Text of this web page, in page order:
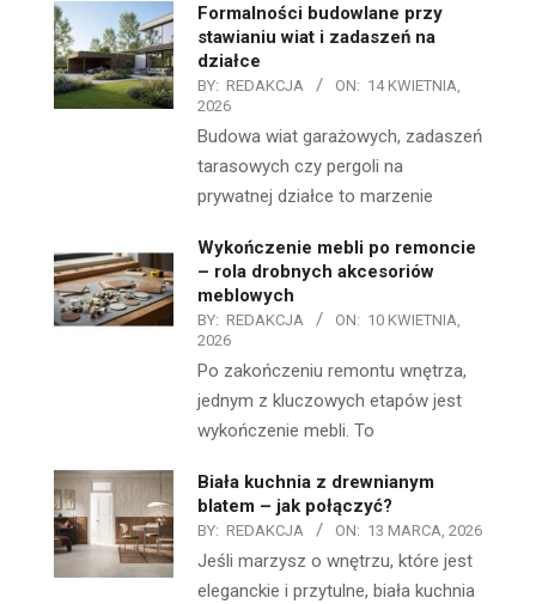
Formalności budowlane przy
stawianiu wiat i zadaszeń na
działce
BY: REDAKCJA ON: 14 KWIETNIA,
2026
Budowa wiat garażowych, zadaszeń
tarasowych czy pergoli na
prywatnej działce to marzenie
Wykończenie mebli po remoncie
– rola drobnych akcesoriów
meblowych
BY: REDAKCJA ON: 10 KWIETNIA,
2026
Po zakończeniu remontu wnętrza,
jednym z kluczowych etapów jest
wykończenie mebli. To
Biała kuchnia z drewnianym
blatem – jak połączyć?
BY: REDAKCJA ON: 13 MARCA, 2026
Jeśli marzysz o wnętrzu, które jest
eleganckie i przytulne, biała kuchnia